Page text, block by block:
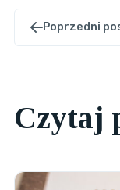
Poprzedni
Czytaj